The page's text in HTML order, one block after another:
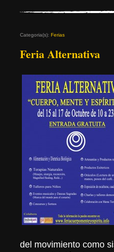
Categoria(s): Ferias
Feria Alternativa
del movimiento como